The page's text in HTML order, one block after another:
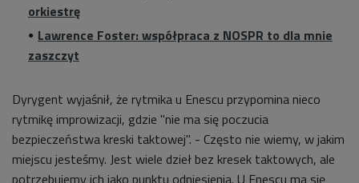
orkiestrę
Lawrence Foster: współpraca z NOSPR to dla mnie
zaszczyt
Dyrygent wyjaśnił, że rytmika u Enescu przypomina nieco
rytmikę improwizacji, gdzie "nie ma się poczucia
bezpieczeństwa kreski taktowej". - Często nie wiemy, w jakim
miejscu jesteśmy. Jest wiele dzieł bez kresek taktowych, ale
potrzebujemy ich jako punktu odniesienia. U Enescu ma się